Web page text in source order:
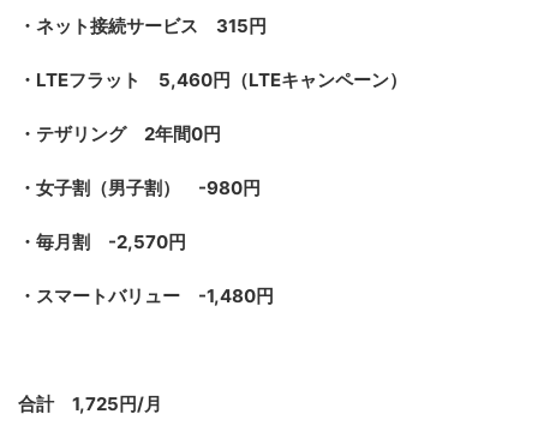
・ネット接続サービス 315円
・LTEフラット 5,460円（LTEキャンペーン）
・テザリング 2年間0円
・女子割（男子割） -980円
・毎月割 -2,570円
・スマートバリュー -1,480円
合計 1,725円/月